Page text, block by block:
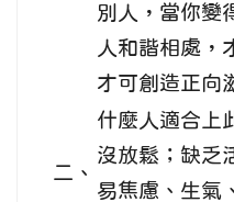
別人，當你變
人和諧相處，
才可創造正向
二、
什麼人適合上
沒放鬆；缺乏
易焦慮、生氣